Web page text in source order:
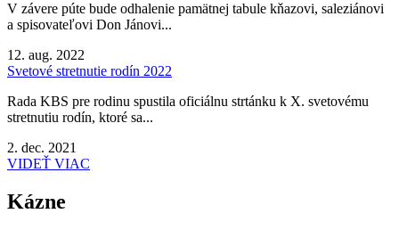
V závere púte bude odhalenie pamätnej tabule kňazovi, saleziánovi
a spisovateľovi Don Jánovi...
12. aug. 2022
Svetové stretnutie rodín 2022
Rada KBS pre rodinu spustila oficiálnu strtánku k X. svetovému
stretnutiu rodín, ktoré sa...
2. dec. 2021
VIDEŤ VIAC
Kázne